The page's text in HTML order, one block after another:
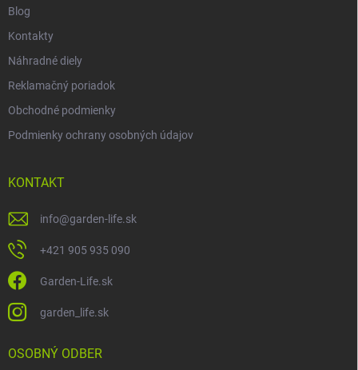
Blog
Kontakty
Náhradné diely
Reklamačný poriadok
Obchodné podmienky
Podmienky ochrany osobných údajov
KONTAKT
info@garden-life.sk
+421 905 935 090
Garden-Life.sk
garden_life.sk
OSOBNÝ ODBER